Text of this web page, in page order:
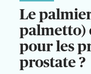
Le
palmetto)
pour les
prostate ?